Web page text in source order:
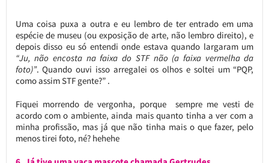
Uma coisa puxa a outra e eu lembro de ter entrado em uma
espécie de museu (ou exposição de arte, não lembro direito), e
depois disso eu só entendi onde estava quando largaram um
“Ju, não encosta na faixa do STF não (a faixa vermelha da
foto)”. Quando ouvi isso arregalei os olhos e soltei um “PQP,
como assim STF gente?” .
Fiquei morrendo de vergonha, porque sempre me vesti de
acordo com o ambiente, ainda mais quanto tinha a ver com a
minha profissão, mas já que não tinha mais o que fazer, pelo
menos tirei foto, né? hehehe